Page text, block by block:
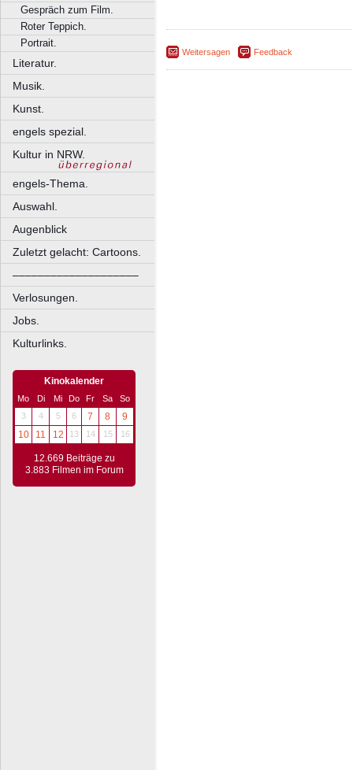
Gespräch zum Film.
Roter Teppich.
Portrait.
Literatur.
Musik.
Kunst.
engels spezial.
Kultur in NRW.
engels-Thema.
Auswahl.
Augenblick
Zuletzt gelacht: Cartoons.
––––––––––––––––––––
Verlosungen.
Jobs.
Kulturlinks.
Kinokalender
Mo Di Mi Do Fr Sa
So
3
4 5 6 7 8
9
10
11 12 13 14 15 16
12.669 Beiträge zu
3.883 Filmen im Forum
Weitersagen Feedback